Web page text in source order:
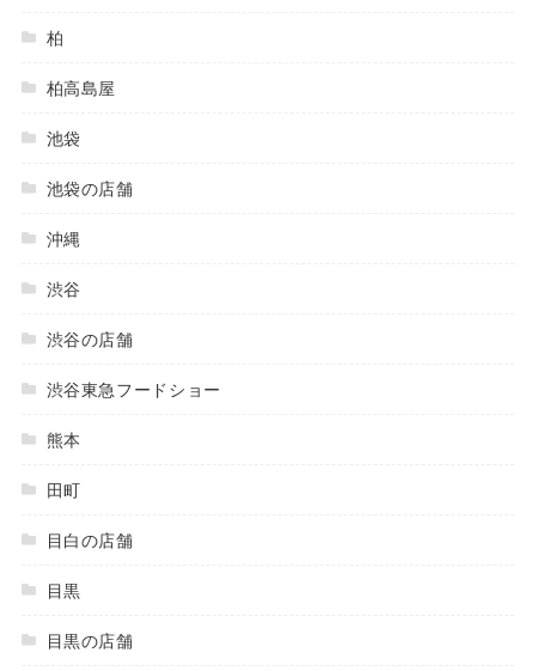
柏
柏高島屋
池袋
池袋の店舗
沖縄
渋谷
渋谷の店舗
渋谷東急フードショー
熊本
田町
目白の店舗
目黒
目黒の店舗